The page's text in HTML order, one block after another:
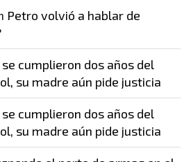
Petro volvió a hablar de
se cumplieron dos años del
su madre aún pide justicia
se cumplieron dos años del
su madre aún pide justicia